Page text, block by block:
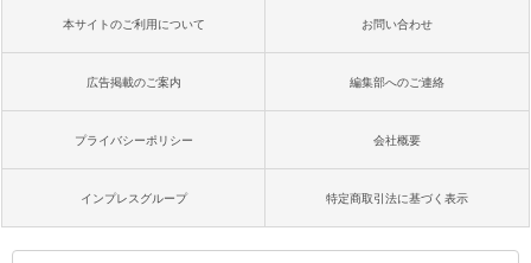
本サイトのご利用について お問い合わせ
広告掲載のご案内 編集部へのご連絡
プライバシーポリシー 会社概要
インプレスグループ 特定商取引法に基づく表示